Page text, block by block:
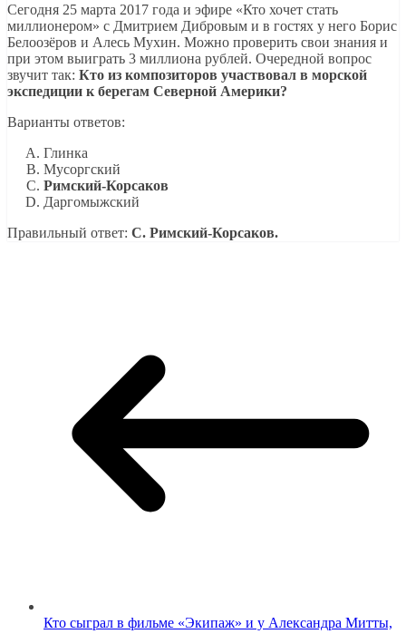
Сегодня 25 марта 2017 года и эфире «Кто хочет стать
миллионером» с Дмитрием Дибровым и в гостях у него Борис
Белоозёров и Алесь Мухин. Можно проверить свои знания и
при этом выиграть 3 миллиона рублей. Очередной вопрос
звучит так: Кто из композиторов участвовал в морской
экспедиции к берегам Северной Америки?
Варианты ответов:
Глинка
Мусоргский
Римский-Корсаков
Даргомыжский
Правильный ответ: C. Римский-Корсаков.
Кто сыграл в фильме «Экипаж» и у Александра Митты,